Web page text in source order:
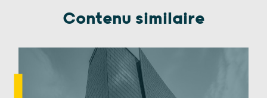
Contenu similaire